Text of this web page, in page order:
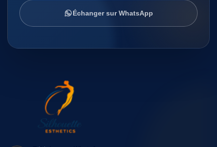
Échanger sur WhatsApp